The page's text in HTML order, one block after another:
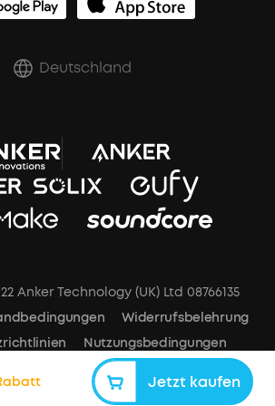
Jetzt kaufen
Deutschland
Anker Technology (UK) Ltd 08766135
Widerrufsbelehrung
Nutzungsbedingungen
Mitteilung
Cookie-Einstellungen
Datengesetz